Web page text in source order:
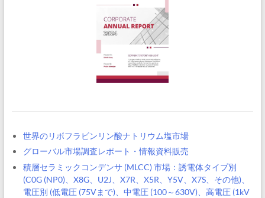
世界のリボフラビンリン酸ナトリウム塩市場
グローバル市場調査レポート・情報資料販売
積層セラミックコンデンサ (MLCC) 市場：誘電体タイプ別
(C0G (NP0)、X8G、U2J、X7R、X5R、Y5V、X7S、その他)、
電圧別 (低電圧 (75Vまで)、中電圧 (100～630V)、高電圧 (1kV